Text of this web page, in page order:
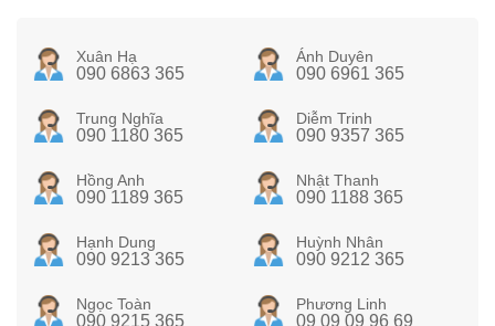
Xuân Hạ
090 6863 365
Ánh Duyên
090 6961 365
Trung Nghĩa
090 1180 365
Diễm Trinh
090 9357 365
Hồng Anh
090 1189 365
Nhật Thanh
090 1188 365
Hạnh Dung
090 9213 365
Huỳnh Nhân
090 9212 365
Ngọc Toàn
090 9215 365
Phương Linh
09 09 09 96 69